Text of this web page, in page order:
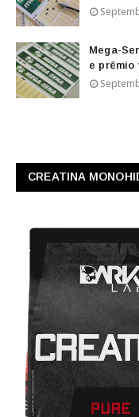
Mega-
e prêmio
CREATINA